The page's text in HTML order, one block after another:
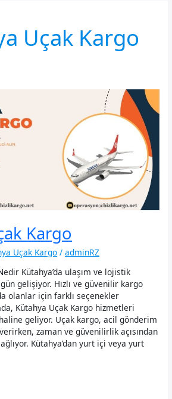
Uçak Kargo
Kargo
Uçak Kargo /adminRZ
Kütahya’da ulaşım ve lojistik
gelişiyor. Hızlı ve güvenilir kargo
olanlar için farklı seçenekler
Kütahya Uçak Kargo hizmetleri
geliyor. Uçak kargo, acil gönderim
zaman ve güvenilirlik açısından
Kütahya’dan yurt içi veya yurt